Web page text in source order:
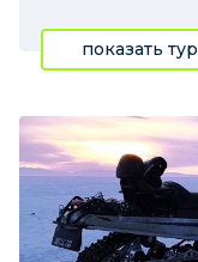
показать тур